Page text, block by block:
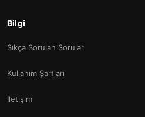
Bilgi
Sıkça Sorulan Sorular
Kullanım Şartları
İletişim